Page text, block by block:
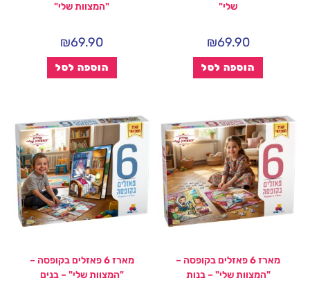
שלי"
₪69.90
הוספה לסל
"המצוות שלי"
₪69.90
הוספה לסל
מארז 6 פאזלים בקופסה –
"המצוות שלי" – בנות
מארז 6 פאזלים בקופסה –
"המצוות שלי" – בנים